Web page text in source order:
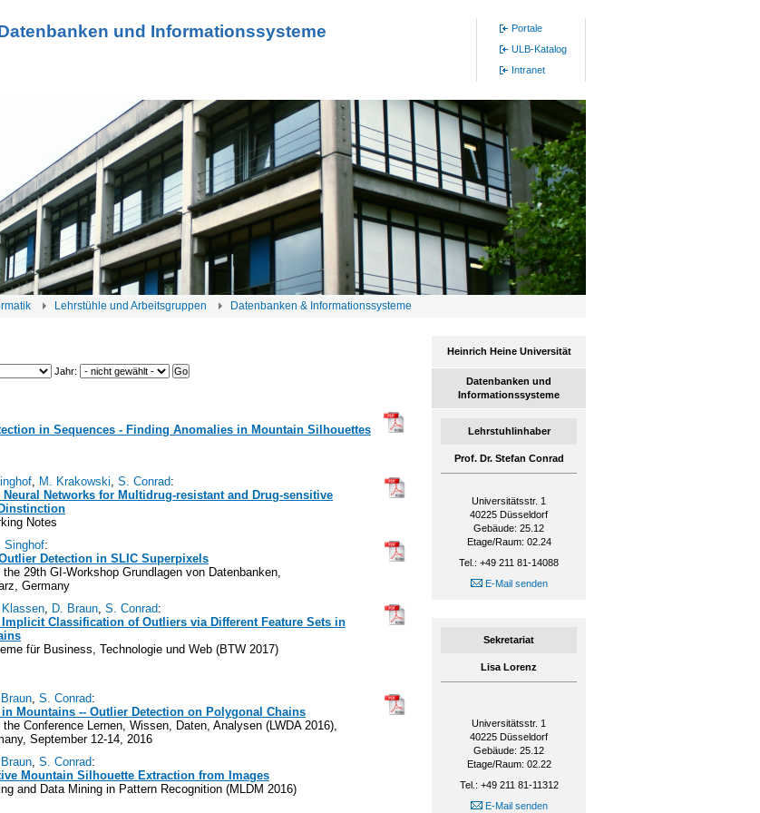
und Informationssysteme
Portale
ULB-Katalog
Intranet
Lehrstühle und Arbeitsgruppen Datenbanken & Informationssysteme
Jahr:
in Sequences - Finding Anomalies in Mountain Silhouettes
, M. Krakowski, S. Conrad:
Networks for Multidrug-resistant and Drug-sensitive
Notes
Singhof:
Detection in SLIC Superpixels
the 29th GI-Workshop Grundlagen von Datenbanken,
Germany
, D. Braun, S. Conrad:
Implicit Classification of Outliers via Different Feature Sets in
für Business, Technologie und Web (BTW 2017)
, S. Conrad:
in Mountains -- Outlier Detection on Polygonal Chains
Conference Lernen, Wissen, Daten, Analysen (LWDA 2016),
September 12-14, 2016
, S. Conrad:
Mountain Silhouette Extraction from Images
and Data Mining in Pattern Recognition (MLDM 2016)
Heinrich Heine Universität
Datenbanken und
Informationssysteme
Lehrstuhlinhaber
Prof. Dr. Stefan Conrad
Universitätsstr. 1
40225 Düsseldorf
Gebäude: 25.12
Etage/Raum: 02.24
Tel.: +49 211 81-14088
E-Mail senden
Sekretariat
Lisa Lorenz
Universitätsstr. 1
40225 Düsseldorf
Gebäude: 25.12
Etage/Raum: 02.22
Tel.: +49 211 81-11312
E-Mail senden